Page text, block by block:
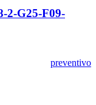
2-G25-F09-
preventivo